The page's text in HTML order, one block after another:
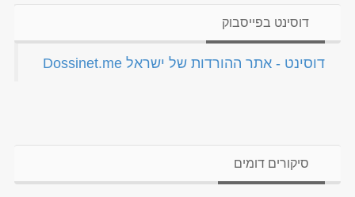
דוסינט בפייסבוק
‏דוסינט - אתר ההורדות של ישראל Dossinet.me‏
סיקורים דומים